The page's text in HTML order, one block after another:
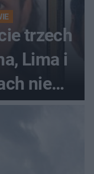
trzech
Lima i
nie